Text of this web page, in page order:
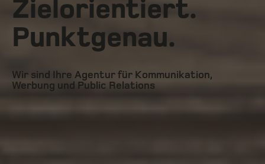
Zielorientiert.
Punktgenau.
Wir sind Ihre Agentur für Kommunikation,
Werbung und Public Relations